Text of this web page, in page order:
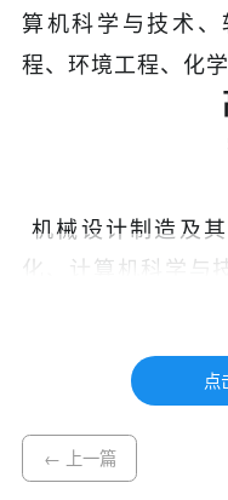
算机科学与技术
程、环境工程、化
机械设计制造及
化、计算机科学与
环境设计、人力资
点
← 上一篇